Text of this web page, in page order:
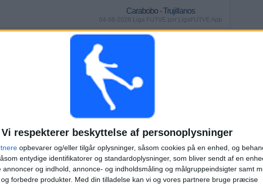
Vi respekterer beskyttelse af personoplysninger
opbevarer og/eller tilgår oplysninger, såsom cookies på en enhed, og
entydige identifikatorer og standardoplysninger, som bliver sendt af en
annoncer og indhold, annonce- og indholdsmåling og målgruppeindsigter samt
forbedre produkter. Med din tilladelse kan vi og vores partnere bruge præcise
Carabobo - Trujillanos
04-08-2026 Liga FUTVE por LigaFUTVE App
UTEN GRATIS
KAMPER
KONTINUERLIGT
BETALTE
8
MODSTANDERE
MAKSIMUM
3
VS Dep. Tachira
TOTAL
1
KONKURRENCER
RANGORDNING EFTER KONKURRENCER